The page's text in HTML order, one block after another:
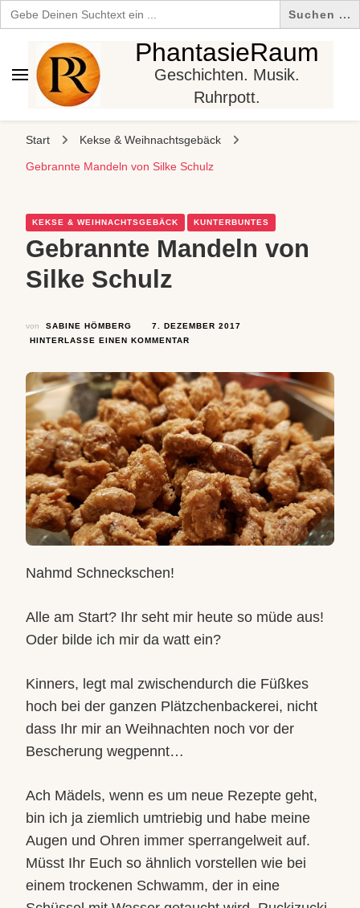
Search
for:
PhantasieRaum
Geschichten. Musik.
Ruhrpott.
Start Kekse & Weihnachtsgebäck
Gebrannte Mandeln von Silke Schulz
KEKSE & WEIHNACHTSGEBÄCK KUNTERBUNTES
Gebrannte Mandeln von
Silke Schulz
von SABINE HÖMBERG
7. DEZEMBER 2017
HINTERLASSE EINEN KOMMENTAR
VON
SILKE
SCHULZ
Nahmd Schneckschen!
Alle am Start? Ihr seht mir heute so müde aus!
Oder bilde ich mir da watt ein?
Kinners, legt mal zwischendurch die Füßkes
hoch bei der ganzen Plätzchenbackerei, nicht
dass Ihr mir an Weihnachten noch vor der
Bescherung wegpennt…
Ach Mädels, wenn es um neue Rezepte geht,
bin ich ja ziemlich umtriebig und habe meine
Augen und Ohren immer sperrangelweit auf.
Müsst Ihr Euch so ähnlich vorstellen wie bei
einem trockenen Schwamm, der in eine